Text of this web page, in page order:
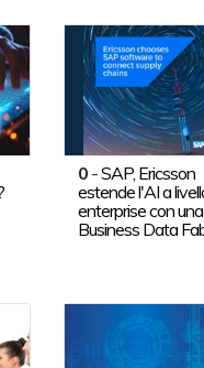
0 -SAP, Ericsson
estende l'AI a
enterprise con una
Business Data